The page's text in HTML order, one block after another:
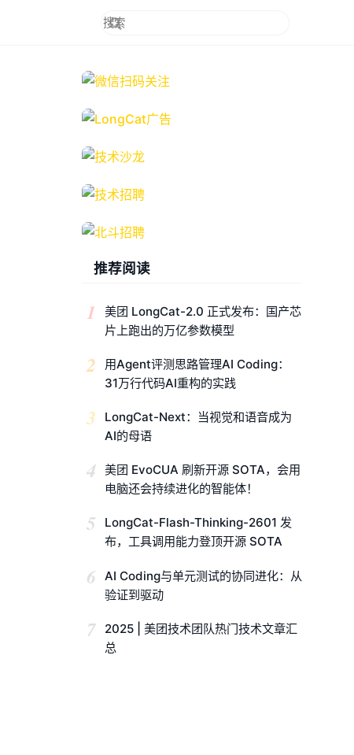
推荐阅读
1
美团 LongCat-2.0 正式发布：国产芯
片上跑出的万亿参数模型
2
用Agent评测思路管理AI Coding：
31万行代码AI重构的实践
3
LongCat-Next：当视觉和语音成为
AI的母语
4 美团 EvoCUA 刷新开源 SOTA，会用
电脑还会持续进化的智能体！
5
LongCat-Flash-Thinking-2601 发
布，工具调用能力登顶开源 SOTA
6
AI Coding与单元测试的协同进化：从
验证到驱动
7
2025 | 美团技术团队热门技术文章汇
总